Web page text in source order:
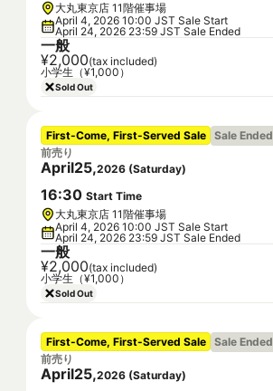
大丸東京店 11階催事場
April 4, 2026 10:00 JST Sale Start
April 24, 2026 23:59 JST Sale Ended
一般
¥2,000(tax included)
小学生（¥1,000）
Sold Out
First-Come, First-Served Sale Sale Ended
前売り
April25,2026 (Saturday)
16:30 Start Time
大丸東京店 11階催事場
April 4, 2026 10:00 JST Sale Start
April 24, 2026 23:59 JST Sale Ended
一般
¥2,000(tax included)
小学生（¥1,000）
Sold Out
First-Come, First-Served Sale Sale Ended
前売り
April25,2026 (Saturday)